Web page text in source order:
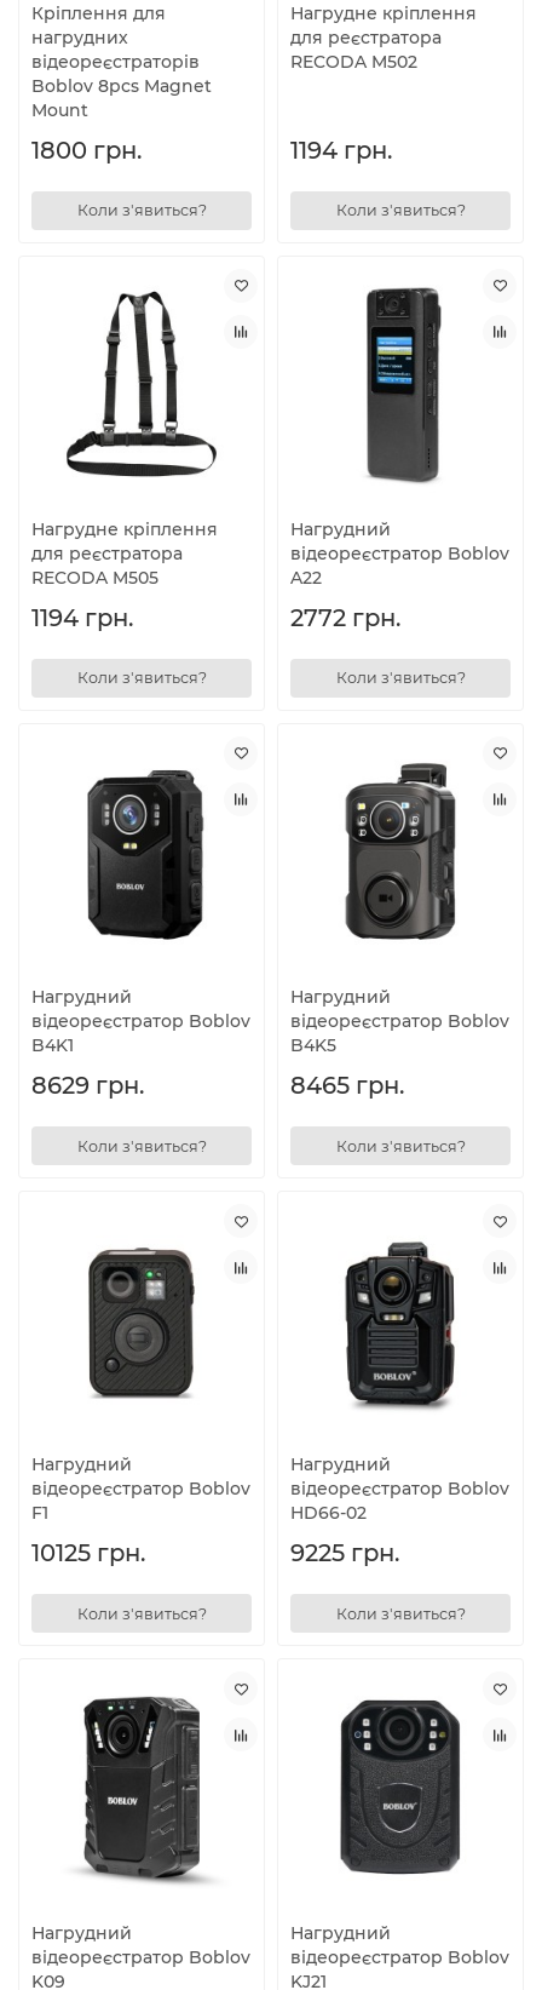
Кріплення для
нагрудних
відеореєстраторів
Boblov 8pcs Magnet
Mount
1800 грн.
Коли з'явиться?
Нагрудне кріплення
для реєстратора
RECODA M502
1194 грн.
Коли з'явиться?
Нагрудне кріплення
для реєстратора
RECODA M505
1194 грн.
Коли з'явиться?
Нагрудний
відеореєстратор Boblov
A22
2772 грн.
Коли з'явиться?
Нагрудний
відеореєстратор Boblov
B4K1
8629 грн.
Коли з'явиться?
Нагрудний
відеореєстратор Boblov
B4K5
8465 грн.
Коли з'явиться?
Нагрудний
відеореєстратор Boblov
F1
10125 грн.
Коли з'явиться?
Нагрудний
відеореєстратор Boblov
HD66-02
9225 грн.
Коли з'явиться?
Нагрудний
відеореєстратор Boblov
K09
Нагрудний
відеореєстратор Boblov
KJ21